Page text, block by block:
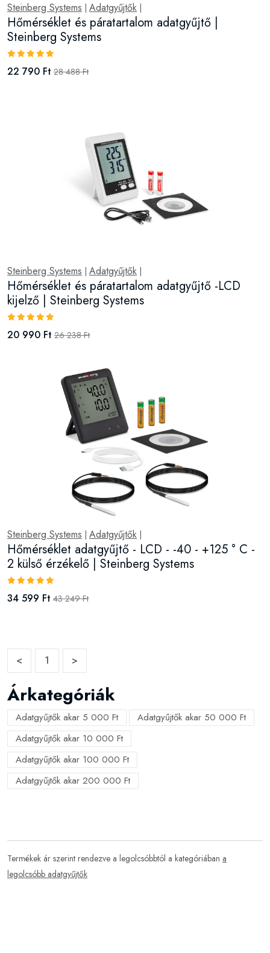
Steinberg Systems Adatgyűjtők
Hőmérséklet és páratartalom adatgyűjtő |
Steinberg Systems
22 790 Ft 28 488 Ft
Steinberg Systems Adatgyűjtők
Hőmérséklet és páratartalom adatgyűjtő -LCD
kijelző | Steinberg Systems
20 990 Ft 26 238 Ft
Steinberg Systems Adatgyűjtők
Hőmérséklet adatgyűjtő - LCD - -40 - +125 ° C -
2 külső érzékelő | Steinberg Systems
34 599 Ft 43 249 Ft
< 1 >
Árkategóriák
Adatgyűjtők akar 5 000 Ft
Adatgyűjtők akar 50 000 Ft
Adatgyűjtők akar 10 000 Ft
Adatgyűjtők akar 100 000 Ft
Adatgyűjtők akar 200 000 Ft
Termékek ár szerint rendezve a legolcsóbbtól a kategóriában a
legolcsóbb adatgyűjtők